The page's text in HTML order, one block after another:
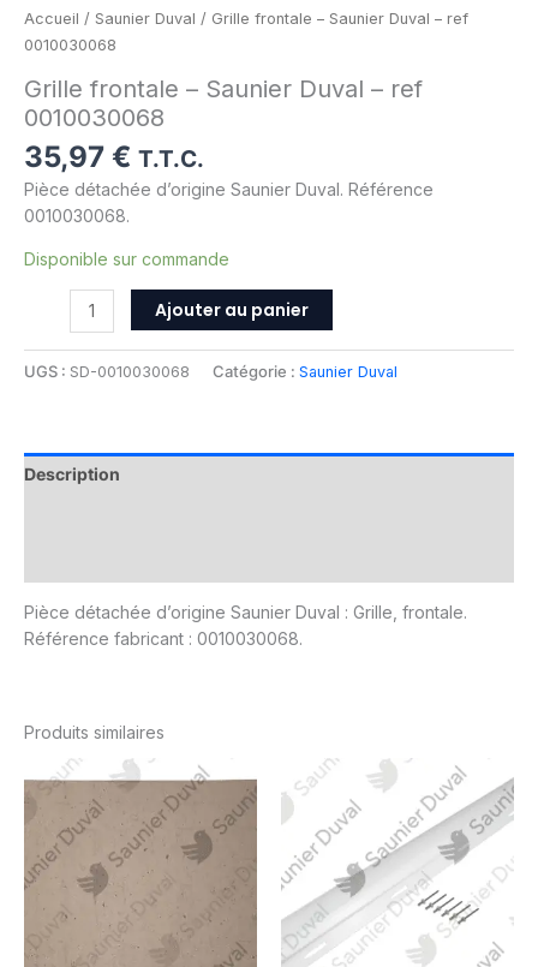
Accueil / Saunier Duval / Grille frontale – Saunier Duval – ref
0010030068
Grille frontale – Saunier Duval – ref
0010030068
35,97 € T.T.C.
Pièce détachée d’origine Saunier Duval. Référence
0010030068.
Disponible sur commande
Ajouter au panier
UGS : SD-0010030068 Catégorie : Saunier Duval
Description
Pièce détachée d’origine Saunier Duval : Grille, frontale.
Référence fabricant : 0010030068.
Produits similaires